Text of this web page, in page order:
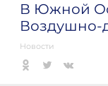
В Южной
Воздушно-
Новости